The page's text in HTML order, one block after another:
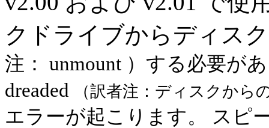
クドライブからディス
注： unmount ）する必要が
dreaded
（訳者注：ディスクから
エラーが起こります。 スピ